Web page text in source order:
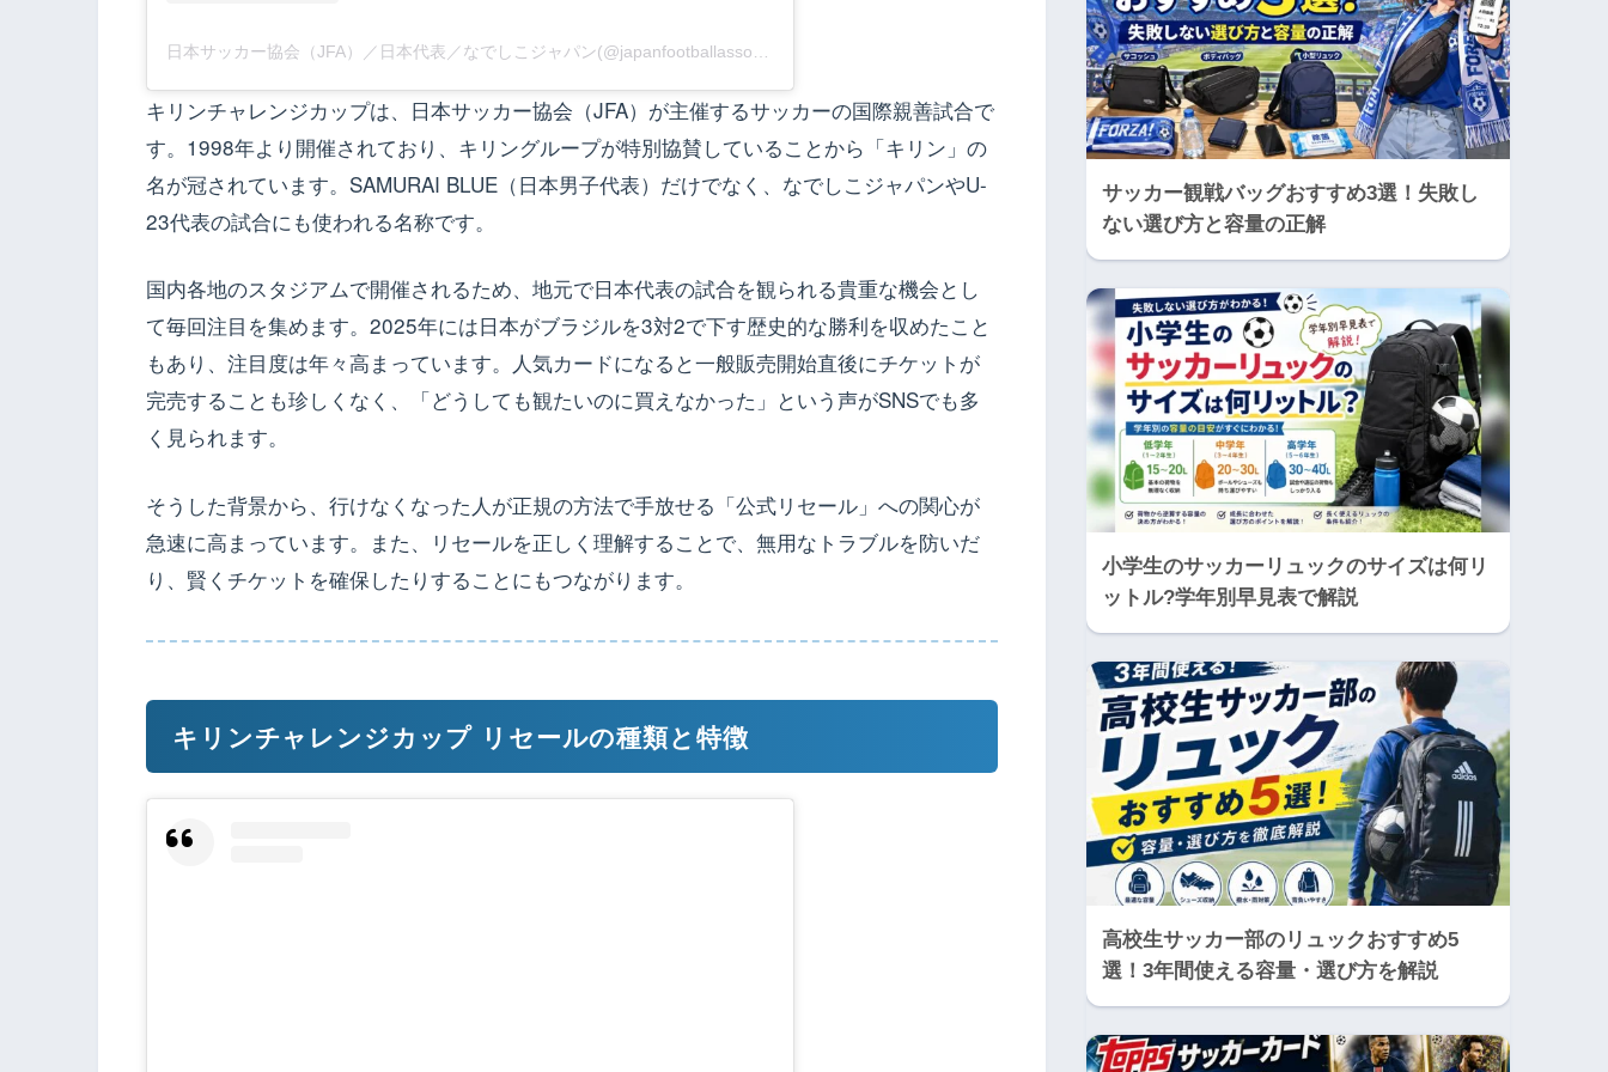
キリンチャレンジカップは、日本サッカー協会（JFA）が主催するサッカーの国際親善試合で
す。1998年より開催されており、キリングループが特別協賛していることから「キリン」の
名が冠されています。SAMURAI BLUE（日本男子代表）だけでなく、なでしこジャパンやU-
23代表の試合にも使われる名称です。
国内各地のスタジアムで開催されるため、地元で日本代表の試合を観られる貴重な機会とし
て毎回注目を集めます。2025年には日本がブラジルを3対2で下す歴史的な勝利を収めたこと
もあり、注目度は年々高まっています。人気カードになると一般販売開始直後にチケットが
完売することも珍しくなく、「どうしても観たいのに買えなかった」という声がSNSでも多
く見られます。
そうした背景から、行けなくなった人が正規の方法で手放せる「公式リセール」への関心が
急速に高まっています。また、リセールを正しく理解することで、無用なトラブルを防いだ
り、賢くチケットを確保したりすることにもつながります。
キリンチャレンジカップ リセールの種類と特徴
サッカー観戦バッグおすすめ3選！失敗し
ない選び方と容量の正解
小学生のサッカーリュックのサイズは何リ
ットル?学年別早見表で解説
高校生サッカー部のリュックおすすめ5
選！3年間使える容量・選び方を解説